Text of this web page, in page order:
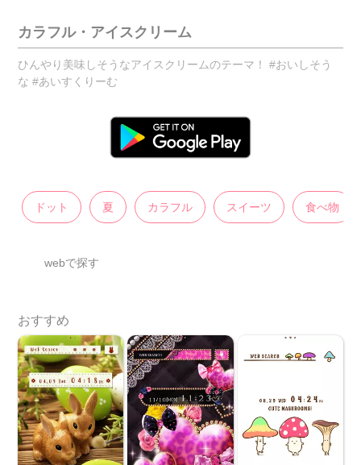
カラフル・アイスクリーム
ひんやり美味しそうなアイスクリームのテーマ！ #おいしそう
な #あいすくりーむ
ドット 夏 カラフル スイーツ 食べ物
webで探す
おすすめ